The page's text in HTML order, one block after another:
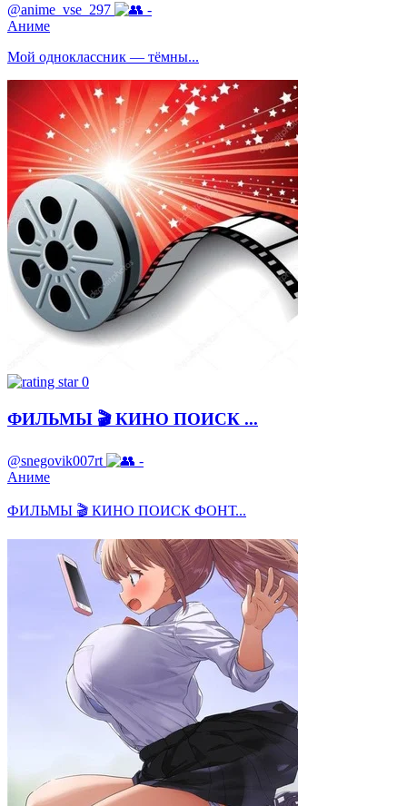
@anime_vse_297
-
Аниме
Мой одноклассник — тёмны...
0
ФИЛЬМЫ 🎬 КИНО ПОИСК ...
@snegovik007rt
-
Аниме
ФИЛЬМЫ 🎬 КИНО ПОИСК ФОНТ...